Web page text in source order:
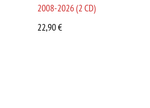
2008-2026 (2 CD)
22,90€